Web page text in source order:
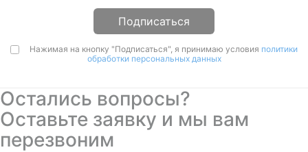
Подписаться
Нажимая на кнопку "Подписаться", я принимаю условия политики
обработки персональных данных
Остались вопросы?
Оставьте заявку и мы вам
перезвоним